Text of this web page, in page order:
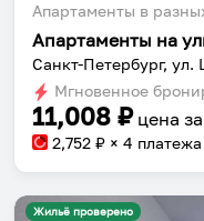
Апартаменты в
Апартаменты на
Санкт-Петербург,
Мгновенное
11,008 ₽ цена за
2,752 ₽ × 4 платежа
Жильё проверено